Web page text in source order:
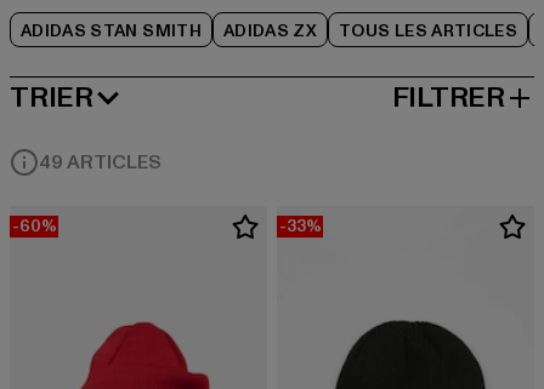
ADIDAS STAN SMITH ADIDAS ZX TOUS LES ARTICLES
TRIER
MEILLEURES VENTES FILTRER
49 ARTICLES
-60% -33%